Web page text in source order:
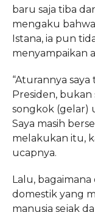
baru saja tiba
mengaku
Istana, ia pun
menyampaikan
“Aturannya
Presiden, bukan
songkok (gelar)
Saya masih
melakukan itu,
ucapnya.
Lalu,
domestik yang
manusia sejak